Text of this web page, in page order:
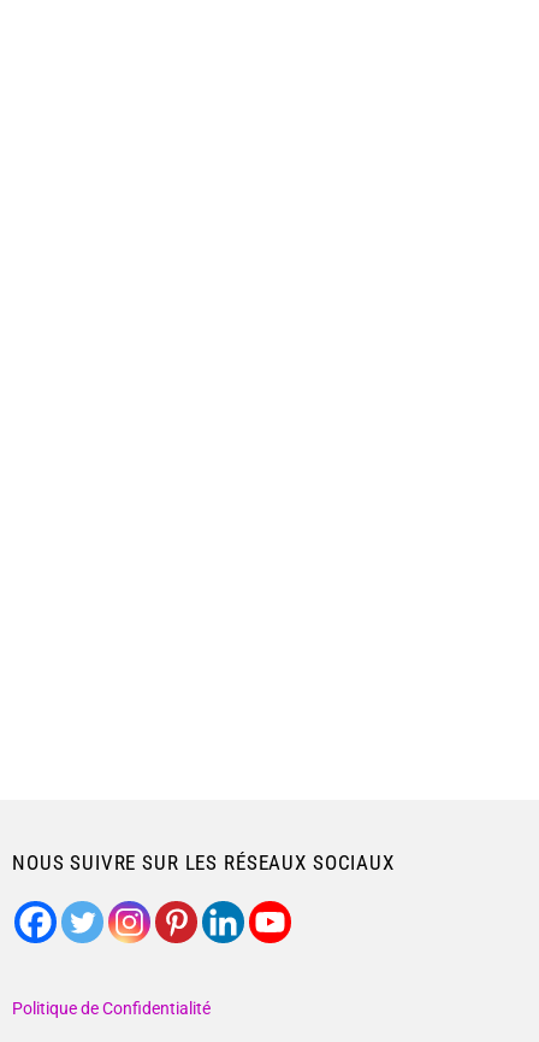
NOUS SUIVRE SUR LES RÉSEAUX SOCIAUX
Politique de Confidentialité